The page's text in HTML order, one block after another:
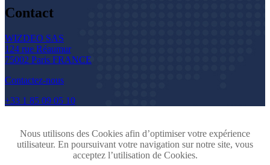
Contact
WIZDEO SAS
124 rue Réaumur
75002 Paris FRANCE
Contactez-nous
+33 1 85 09 05 10
Nous utilisons des Cookies afin d’optimiser votre expérience
utilisateur. En poursuivant votre navigation sur notre site, vous
acceptez l’utilisation de Cookies.